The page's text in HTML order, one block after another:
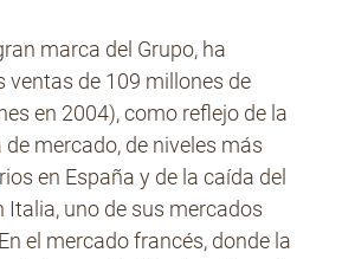
marca del Grupo, ha
ventas de 109 millones de
en 2004), como reflejo de la
mercado, de niveles más
en España y de la caída del
Italia, uno de sus mercados
el mercado francés, donde la